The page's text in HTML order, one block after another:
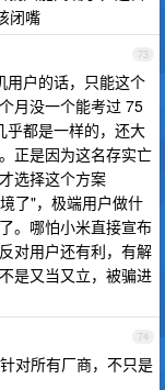
闭嘴
73
用户的话，只能这个
月没一个能考过 75
乎都是一样的，还大
正是因为这名存实亡
选择这个方案
了"，极端用户做什
。哪怕小米直接宣布
对用户还有利，有解
是又当又立，被骗进
74
对所有厂商，不只是